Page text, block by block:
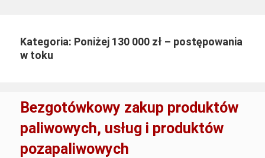
tle
tle
tle
Kategoria: Poniżej 130 000 zł – postępowania
w toku
Bezgotówkowy zakup produktów
paliwowych, usług i produktów
pozapaliwowych